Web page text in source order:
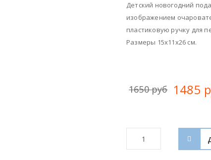
Детский новогодний
изображением
пластиковую ручку для
Размеры 15х11х26 см.
1650 руб 1485